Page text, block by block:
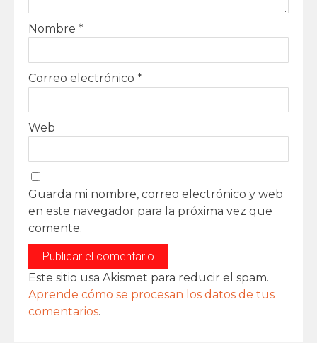
Nombre *
Correo electrónico *
Web
Guarda mi nombre, correo electrónico y web
en este navegador para la próxima vez que
comente.
Este sitio usa Akismet para reducir el spam.
Aprende cómo se procesan los datos de tus
comentarios.